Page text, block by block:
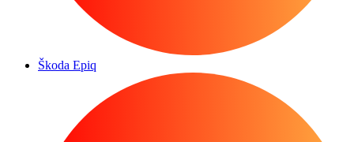
Škoda Epiq